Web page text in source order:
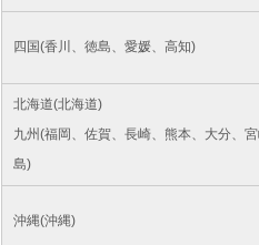
四国(香川、徳島、愛媛、高知)
北海道(北海道)
九州(福岡、佐賀、長崎、熊本、大分、
島)
沖縄(沖縄)